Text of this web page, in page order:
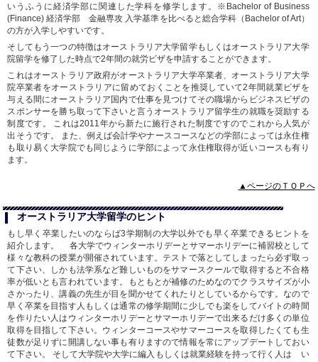
いうふうに経済学部に関連した学科を修学します。※Bachelor of Business
(Finance) 経済学部 金融専攻 入学基準を比べると総合学科（Bachelor of Art）
の方が入学しやすいです。
そしてもう一つの特徴はオーストラリア大学留学もしくはオーストラリア大学
院留学を修了した時点で2年間の就労ビザを申請することができます。
これはオーストラリア政府がオーストラリア大学卒業者、オーストラリア大学
院卒業者をオーストラリアに留めておくことを推奨していて2年間就業ビザを
与える間にオーストラリア国内で仕事を見つけてその職場からビジネスビザの
スポンサーを勝ち取って下さいと言うオーストラリア留学生の就職を奨励する
制度です。 これは2011年から新たに施行された制度ですのでこれから人気が
出そうです。 また、例えば会計学やナースコースなどの学部によっては永住権
も取り易く大学院でも同じように学部によって永住権取得が近いコースも有り
ます。
▲ページのＴＯＰへ
オーストラリア大学留学のヒント
もし早く卒業したいのならば3学期制の大学以外でも早く卒業できるヒントを
紹介します。 各大学でウィンターホリデーとサマーホリデーに補習校として
様々な教科の授業が開催されています。テストで落としてしまったら必ず取っ
て下さい、しかも法学系など難しいものをサマースクールで取得すると不合格
率が低いとも言われています。もともとが補修のためなのでクラスサイズが小
さかったり、講義の先生が目を聞かせてくれたりとしているからです。なので
早く卒業を目指す人もしくは通常の修学期間に少しでも楽をしてバイトの時間
を作りたい人はウィンターホリデーとサマーホリデーで出来るだけ多くの単位
取得を目指して下さい。ウィンターコースやサマーコースを取得したくても生
徒数が足りずに開講しない事も有りますので情報を常にアップデートしておい
て下さい。 そして大学院や大学に編入もしくは就業経験を持って行く人は い